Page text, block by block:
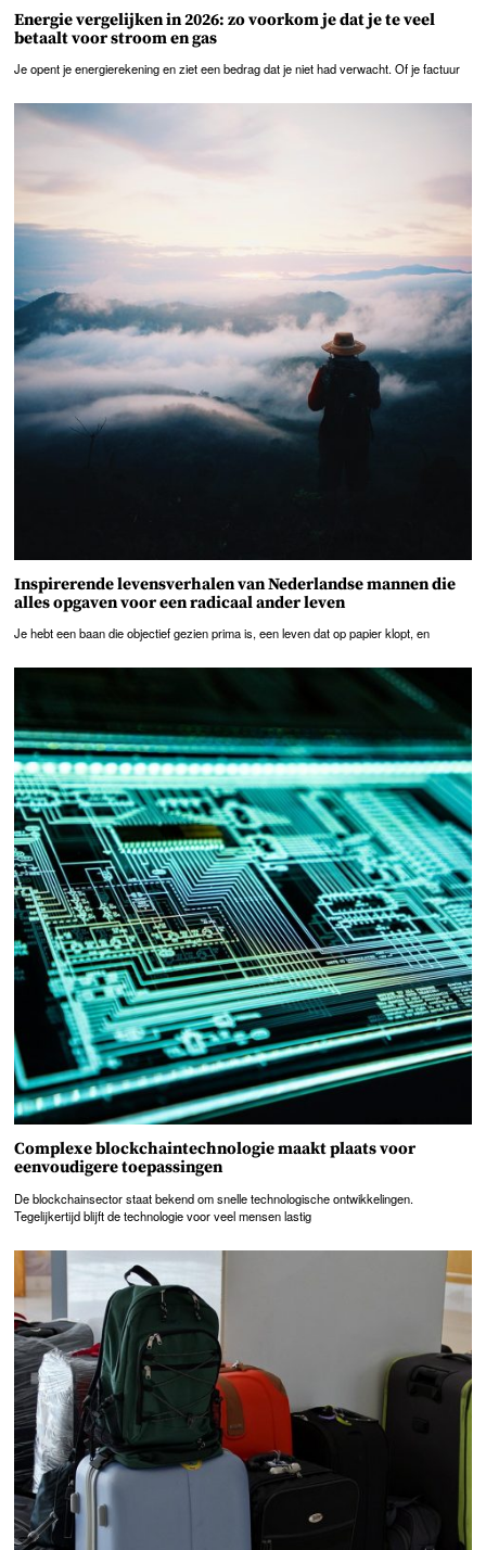
Energie vergelijken in 2026: zo voorkom je dat je te veel
betaalt voor stroom en gas
Je opent je energierekening en ziet een bedrag dat je niet had verwacht. Of je factuur
Inspirerende levensverhalen van Nederlandse mannen die
alles opgaven voor een radicaal ander leven
Je hebt een baan die objectief gezien prima is, een leven dat op papier klopt, en
Complexe blockchaintechnologie maakt plaats voor
eenvoudigere toepassingen
De blockchainsector staat bekend om snelle technologische ontwikkelingen.
Tegelijkertijd blijft de technologie voor veel mensen lastig